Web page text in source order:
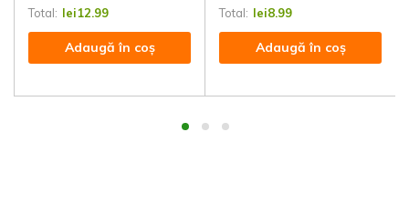
Total: lei12.99
Adaugă în coș
Total: lei8.99
Adaugă în coș